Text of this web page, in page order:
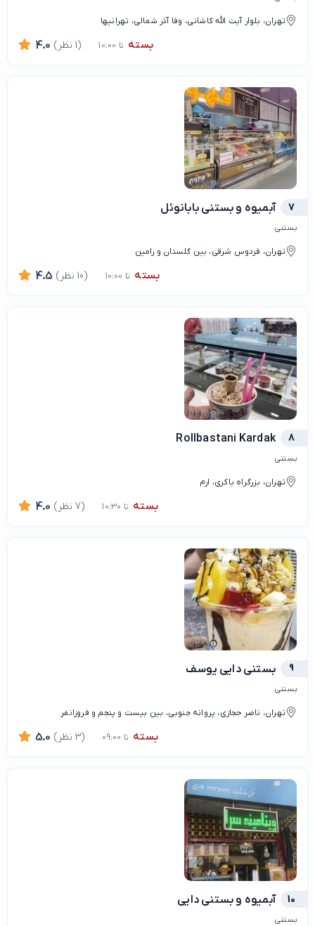
تهران، بلوار آیت الله کاشانی، وفا آذر شمالی، تهرانیها
بسته تا 10:00 4.0 (1 نظر)
7 آبمیوه و بستنی بابانوئل
بستنی
تهران، فردوس شرقی، بین گلستان و رامین
بسته تا 10:00 4.5 (10 نظر)
8
Rollbastani Kardak
بستنی
تهران، بزرگراه باکری، ارم
بسته تا 10:30 4.0 (7 نظر)
9 بستنی دایی یوسف
بستنی
تهران، ناصر حجازی، پروانه جنوبی، بین بیست و پنجم و فروزانفر
بسته تا 09:00 5.0 (3 نظر)
10 آبمیوه و بستنی دایی
بستنی